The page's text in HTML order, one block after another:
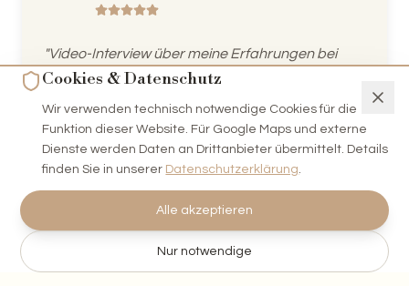
"Video-Interview über meine Erfahrungen bei
Marnila"
Cookies & Datenschutz
Wir verwenden technisch notwendige Cookies für die
Funktion dieser Website. Für Google Maps und externe
Dienste werden Daten an Drittanbieter übermittelt. Details
finden Sie in unserer Datenschutzerklärung.
Alle akzeptieren
Nur notwendige